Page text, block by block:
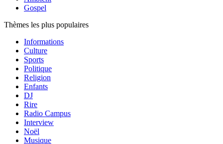
Gospel
Thèmes les plus populaires
Informations
Culture
Sports
Politique
Religion
Enfants
DJ
Rire
Radio Campus
Interview
Noël
Musique